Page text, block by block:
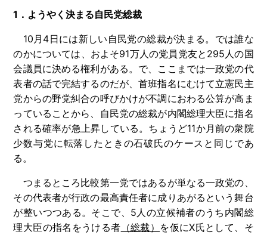
1．ようやく決まる自民党総裁
10月4日には新しい自民党の総裁が決まる。では誰な
のかについては、およそ91万人の党員党友と295人の国
会議員に決める権利がある。で、ここまでは一政党の代
表者の話で完結するのだが、首班指名にむけて立憲民主
党からの野党糾合の呼びかけが不調におわる公算が高ま
っていることから、自民党の総裁が内閣総理大臣に指名
される確率が急上昇している。ちょうど11か月前の衆院
少数与党に転落したときの石破氏のケースと同じであ
る。
つまるところ比較第一党ではあるが単なる一政党の、
その代表者が行政の最高責任者に成りあがるという舞台
が整いつつある。そこで、5人の立候補者のうち内閣総
理大臣の指名をうける者 （総裁） を仮にX氏として、そ